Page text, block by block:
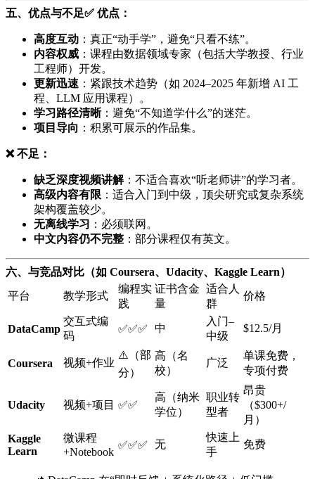
五、优点与不足✅ 优点：
高度互动 ：真正“动手学”，避免“只看不练”。
内容权威 ：课程由数据领域专家（包括大学教授、行业
工程师）开发。
更新迅速 ：紧跟技术趋势（如 2024–2025 年新增 AI 工
程、LLM 应用课程）。
学习路径清晰：避免“不知道学什么”的迷茫。
项目导向 ：积累可展示的作品集。
❌ 不足：
缺乏深度视频讲解：不适合喜欢“听老师讲”的学习者。
高级内容有限 ：适合入门到中级，顶尖研究或复杂系统
架构覆盖较少。
无离线学习 ：必须联网。
中文内容仍不完整 ：部分课程仅有英文。
六、与竞品对比（如 Coursera、Udacity、Kaggle Learn）
平台
教学形式
编程实
践
证书含金
量
适合人
群
价格
DataCamp
交互式编
码
✅✅✅ 中
入门–
中级
$12.5/月
Coursera 视频+作业
⚠️（部
分）
高（名
校）
广泛
单课免费，
专项付费
Udacity 视频+项目 ✅✅
高（纳米
学位）
职业转
型者
昂贵
（$300+/
月）
Kaggle
Learn
微课程
+Notebook
✅✅✅ 无
快速上
手
免费